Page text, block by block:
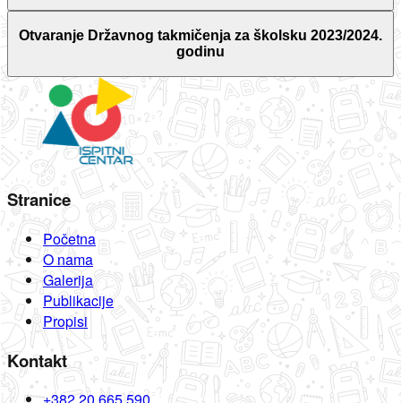
Otvaranje Državnog takmičenja za školsku 2023/2024.
godinu
Stranice
Početna
O nama
Galerija
Publikacije
Propisi
Kontakt